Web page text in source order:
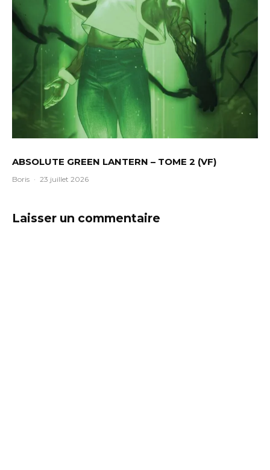
ABSOLUTE GREEN LANTERN – TOME 2 (VF)
Boris · 23 juillet 2026
Laisser un commentaire